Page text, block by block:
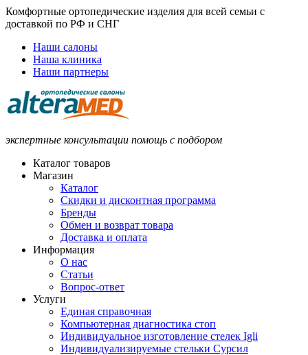
Комфортные ортопедические изделия для всей семьи с
доставкой по РФ и СНГ
Наши салоны
Наша клиника
Наши партнеры
экспертные консультации помощь с подбором
Каталог товаров
Магазин
Каталог
Скидки и дисконтная программа
Бренды
Обмен и возврат товара
Доставка и оплата
Информация
О нас
Статьи
Вопрос-ответ
Услуги
Единая справочная
Компьютерная диагностика стоп
Индивидуальное изготовление стелек Igli
Индивидуализируемые стельки Сурсил